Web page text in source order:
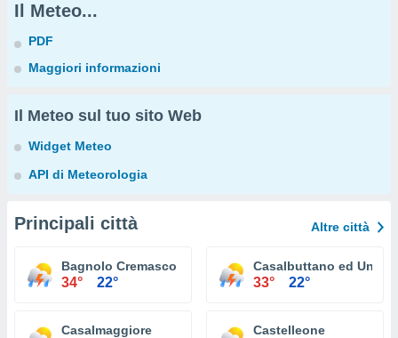
Il Meteo...
PDF
Maggiori informazioni
Il Meteo sul tuo sito Web
Widget Meteo
API di Meteorologia
Principali città Altre città
Bagnolo Cremasco
34° 22°
Casalbuttano ed Uniti
33° 22°
Casalmaggiore Castelleone